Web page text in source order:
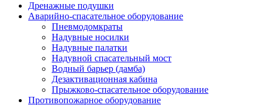
Дренажные подушки
Аварийно-спасательное оборудование
Пневмодомкраты
Надувные носилки
Надувные палатки
Надувной спасательный мост
Водный барьер (дамба)
Дезактивационная кабина
Прыжково-спасательное оборудование
Противопожарное оборудование